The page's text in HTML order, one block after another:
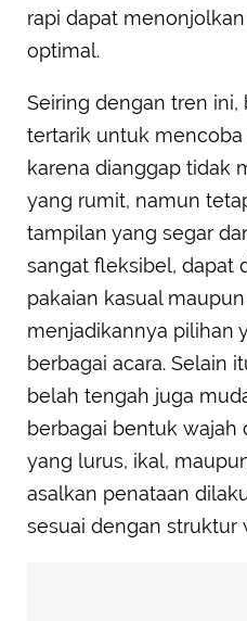
rapi dapat
optimal.
Seiring dengan tren ini,
tertarik untuk
karena dianggap tidak
yang rumit, namun
tampilan yang segar
sangat fleksibel, dapat
pakaian kasual
menjadikannya pilihan
berbagai acara. Selain
belah tengah juga
berbagai bentuk wajah
yang lurus, ikal,
asalkan penataan
sesuai dengan struktur